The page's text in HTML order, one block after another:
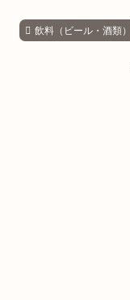
飲料（ビール・酒類）